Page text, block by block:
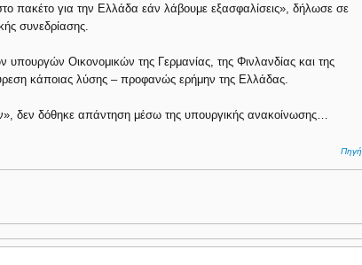
πακέτο για την Ελλάδα εάν λάβουμε εξασφαλίσεις», δήλωσε σε
συνεδρίασης.
Οικονομικών της Γερμανίας, της Φινλανδίας και της
κάποιας λύσης – προφανώς ερήμην της Ελλάδας.
δεν δόθηκε απάντηση μέσω της υπουργικής ανακοίνωσης…
Πηγή